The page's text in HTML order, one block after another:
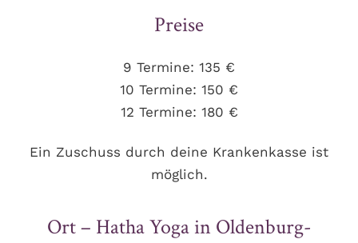
Preise
9 Termine: 135 €
10 Termine: 150 €
12 Termine: 180 €
Ein Zuschuss durch deine Krankenkasse ist
möglich.
Ort – Hatha Yoga in Oldenburg-